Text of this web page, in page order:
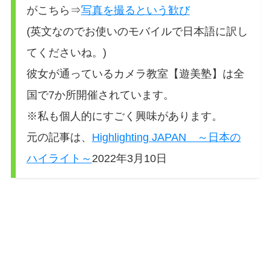
がこちら⇒写真を撮るという歓び
(英文なのでお使いのモバイルで日本語に訳し
てくださいね。)
彼女が通っているカメラ教室【遊美塾】は全
国で7か所開催されています。
※私も個人的にすごく興味があります。
元の記事は、 Highlighting JAPAN ～日本の
ハイライト～ 2022年3月10日